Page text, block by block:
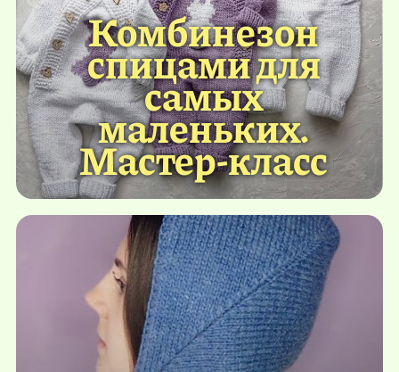
Комбинезон
спицами для
самых
маленьких.
Мастер-класс